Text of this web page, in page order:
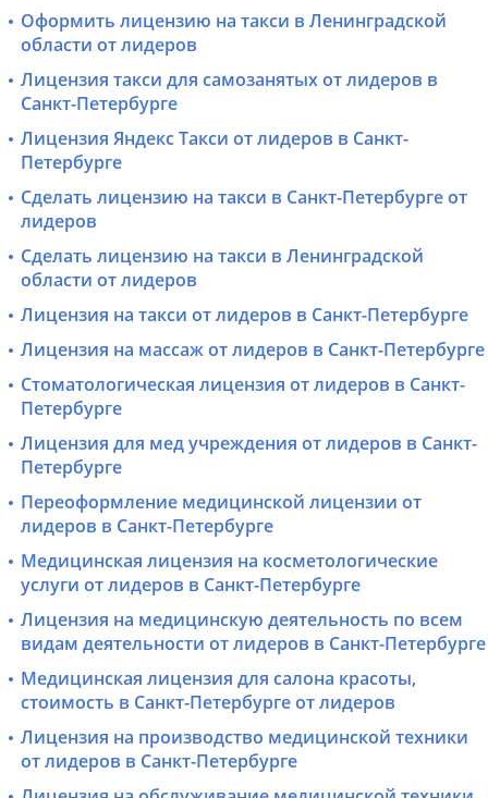
Оформить лицензию на такси в Ленинградской
области от лидеров
Лицензия такси для самозанятых от лидеров в
Санкт-Петербурге
Лицензия Яндекс Такси от лидеров в Санкт-
Петербурге
Сделать лицензию на такси в Санкт-Петербурге от
лидеров
Сделать лицензию на такси в Ленинградской
области от лидеров
Лицензия на такси от лидеров в Санкт-Петербурге
Лицензия на массаж от лидеров в Санкт-Петербурге
Стоматологическая лицензия от лидеров в Санкт-
Петербурге
Лицензия для мед учреждения от лидеров в Санкт-
Петербурге
Переоформление медицинской лицензии от
лидеров в Санкт-Петербурге
Медицинская лицензия на косметологические
услуги от лидеров в Санкт-Петербурге
Лицензия на медицинскую деятельность по всем
видам деятельности от лидеров в Санкт-Петербурге
Медицинская лицензия для салона красоты,
стоимость в Санкт-Петербурге от лидеров
Лицензия на производство медицинской техники
от лидеров в Санкт-Петербурге